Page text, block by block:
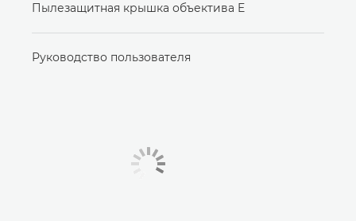
Пылезащитная крышка объектива E
Руководство пользователя